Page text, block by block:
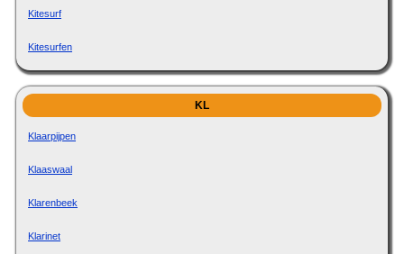
Kitesurf
Kitesurfen
KL
Klaarpijpen
Klaaswaal
Klarenbeek
Klarinet